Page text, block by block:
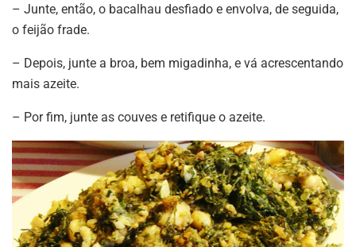
– Junte, então, o bacalhau desfiado e envolva, de seguida,
o feijão frade.
– Depois, junte a broa, bem migadinha, e vá acrescentando
mais azeite.
– Por fim, junte as couves e retifique o azeite.